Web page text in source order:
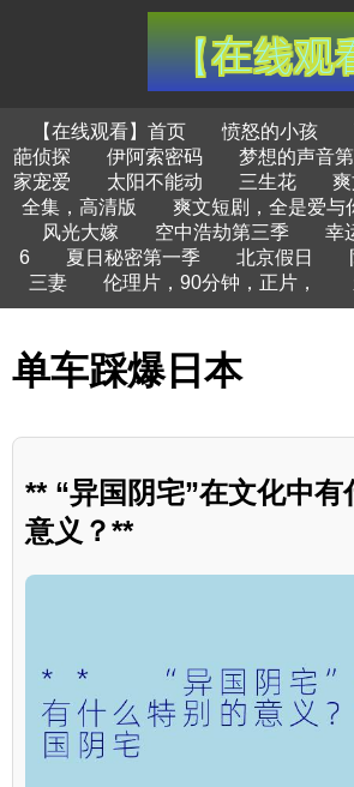
【在线观看】首页 愤怒的小孩
葩侦探
伊阿索密码 梦想的声音
家宠爱
太阳不能动 三生花
全集，高清版
爽文短剧，全是爱与
风光大嫁
空中浩劫第三季 幸
6
夏日秘密第一季 北京假日
三妻
伦理片，90分钟，正片，
单车踩爆日本
** “异国阴宅”在文化中有
意义？**